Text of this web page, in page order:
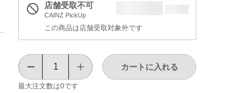
店舗受取不可
CAINZ PickUp
この商品は店舗受取対象外です
最大注文数は0です
カートに入れる